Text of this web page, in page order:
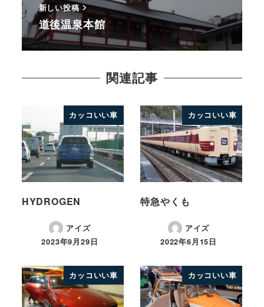
新しい投稿
道後温泉本館
関連記事
カッコいい車
HYDROGEN
アイズ
2023年9月29日
カッコいい車
特急やくも
アイズ
2022年6月15日
カッコいい車 カッコいい車